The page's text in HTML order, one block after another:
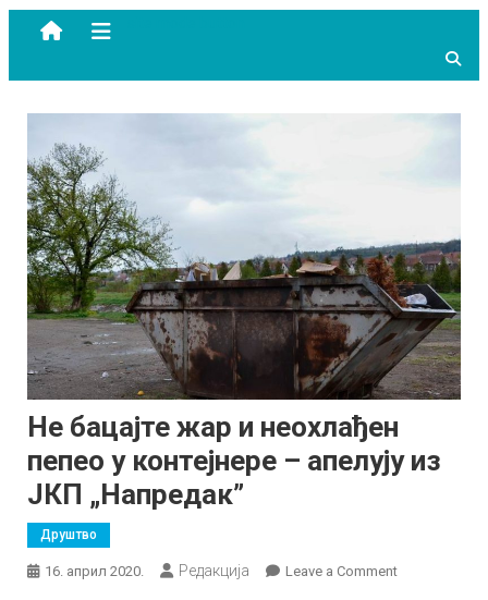
Не бацајте жар и неохлађен
пепео у контејнере – апелују из
ЈКП „Напредак”
Друштво
16. април 2020. Редакција Leave a Commenton